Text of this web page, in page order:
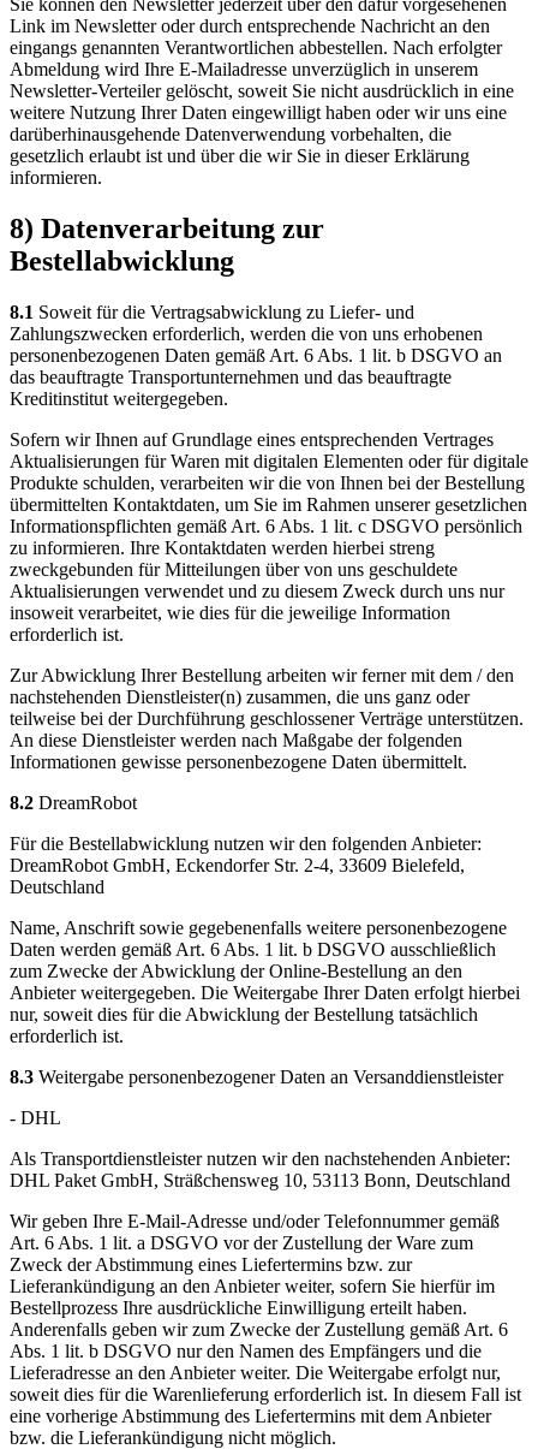
Sie können den Newsletter jederzeit über den dafür vorgesehenen
Link im Newsletter oder durch entsprechende Nachricht an den
eingangs genannten Verantwortlichen abbestellen. Nach erfolgter
Abmeldung wird Ihre E-Mailadresse unverzüglich in unserem
Newsletter-Verteiler gelöscht, soweit Sie nicht ausdrücklich in eine
weitere Nutzung Ihrer Daten eingewilligt haben oder wir uns eine
darüberhinausgehende Datenverwendung vorbehalten, die
gesetzlich erlaubt ist und über die wir Sie in dieser Erklärung
informieren.
8) Datenverarbeitung zur
Bestellabwicklung
8.1 Soweit für die Vertragsabwicklung zu Liefer- und
Zahlungszwecken erforderlich, werden die von uns erhobenen
personenbezogenen Daten gemäß Art. 6 Abs. 1 lit. b DSGVO an
das beauftragte Transportunternehmen und das beauftragte
Kreditinstitut weitergegeben.
Sofern wir Ihnen auf Grundlage eines entsprechenden Vertrages
Aktualisierungen für Waren mit digitalen Elementen oder für digitale
Produkte schulden, verarbeiten wir die von Ihnen bei der Bestellung
übermittelten Kontaktdaten, um Sie im Rahmen unserer gesetzlichen
Informationspflichten gemäß Art. 6 Abs. 1 lit. c DSGVO persönlich
zu informieren. Ihre Kontaktdaten werden hierbei streng
zweckgebunden für Mitteilungen über von uns geschuldete
Aktualisierungen verwendet und zu diesem Zweck durch uns nur
insoweit verarbeitet, wie dies für die jeweilige Information
erforderlich ist.
Zur Abwicklung Ihrer Bestellung arbeiten wir ferner mit dem / den
nachstehenden Dienstleister(n) zusammen, die uns ganz oder
teilweise bei der Durchführung geschlossener Verträge unterstützen.
An diese Dienstleister werden nach Maßgabe der folgenden
Informationen gewisse personenbezogene Daten übermittelt.
8.2 DreamRobot
Für die Bestellabwicklung nutzen wir den folgenden Anbieter:
DreamRobot GmbH, Eckendorfer Str. 2-4, 33609 Bielefeld,
Deutschland
Name, Anschrift sowie gegebenenfalls weitere personenbezogene
Daten werden gemäß Art. 6 Abs. 1 lit. b DSGVO ausschließlich
zum Zwecke der Abwicklung der Online-Bestellung an den
Anbieter weitergegeben. Die Weitergabe Ihrer Daten erfolgt hierbei
nur, soweit dies für die Abwicklung der Bestellung tatsächlich
erforderlich ist.
8.3 Weitergabe personenbezogener Daten an Versanddienstleister
- DHL
Als Transportdienstleister nutzen wir den nachstehenden Anbieter:
DHL Paket GmbH, Sträßchensweg 10, 53113 Bonn, Deutschland
Wir geben Ihre E-Mail-Adresse und/oder Telefonnummer gemäß
Art. 6 Abs. 1 lit. a DSGVO vor der Zustellung der Ware zum
Zweck der Abstimmung eines Liefertermins bzw. zur
Lieferankündigung an den Anbieter weiter, sofern Sie hierfür im
Bestellprozess Ihre ausdrückliche Einwilligung erteilt haben.
Anderenfalls geben wir zum Zwecke der Zustellung gemäß Art. 6
Abs. 1 lit. b DSGVO nur den Namen des Empfängers und die
Lieferadresse an den Anbieter weiter. Die Weitergabe erfolgt nur,
soweit dies für die Warenlieferung erforderlich ist. In diesem Fall ist
eine vorherige Abstimmung des Liefertermins mit dem Anbieter
bzw. die Lieferankündigung nicht möglich.